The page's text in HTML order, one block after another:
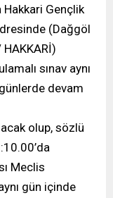
Gençlik
(Dağgöl
sınav aynı
devam
olup, sözlü
Meclis
gün içinde